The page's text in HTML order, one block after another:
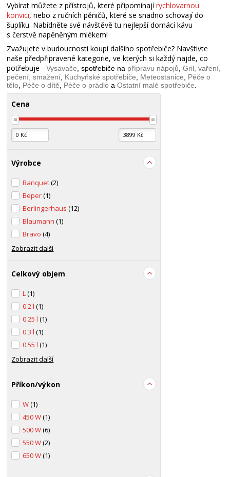
Vybírat můžete z přístrojů, které připomínajírychlovarnou
konvici, nebo z ručních pěničů, které se snadno schovají do
šuplíku. Nabídněte své návštěvě tu nejlepší domácí kávu
s čerstvě napěněným mlékem!
Zvažujete v budoucnosti koupi dalšího spotřebiče? Navštivte
naše předpřipravené kategorie, ve kterých si každý najde, co
potřebuje -Vysavače , spotřebiče na přípravu nápojů ,Gril, vaření,
pečení, smažení Kuchyňské spotřebiče Meteostanice
Péče o
tělo Péče o dítě Péče o prádlo aOstatní malé spotřebiče
Cena
Výrobce
Banquet(2)
Beper(1)
Berlingerhaus(12)
Blaumann(1)
Bravo(4)
Zobrazit další
Celkový objem
L(1)
0.2 l(1)
0.25 l(1)
0.3 l(1)
0.55 l(1)
Zobrazit další
Příkon/výkon
W(1)
450 W(1)
500 W(6)
550 W(2)
650 W(1)